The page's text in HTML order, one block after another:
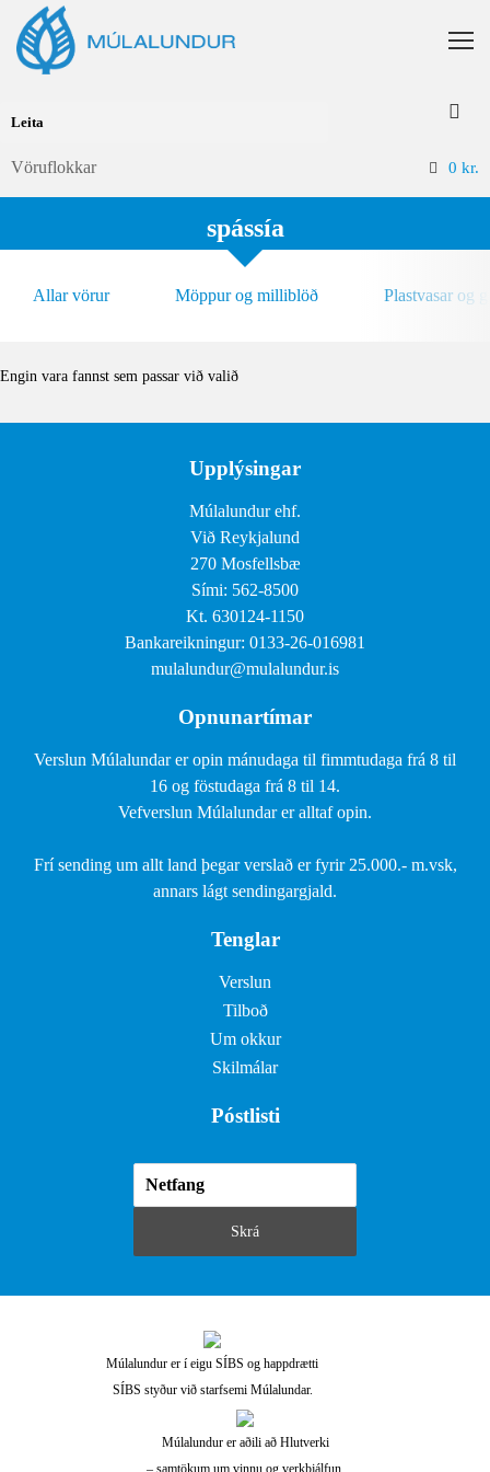
Vöruflokkar 0 kr.
spássía
Allar vörur Möppur og milliblöð Plastvasar og
Engin vara fannst sem passar við valið
Upplýsingar
Múlalundur ehf.
Við Reykjalund
270 Mosfellsbæ
Sími: 562-8500
Kt. 630124-1150
Bankareikningur: 0133-26-016981
mulalundur@mulalundur.is
Opnunartímar
Verslun Múlalundar er opin mánudaga til fimmtudaga frá 8 til
16 og föstudaga frá 8 til 14.
Vefverslun Múlalundar er alltaf opin.
Frí sending um allt land þegar verslað er fyrir 25.000.- m.vsk,
annars lágt sendingargjald.
Tenglar
Verslun
Tilboð
Um okkur
Skilmálar
Póstlisti
Múlalundur er í eigu SÍBS og happdrætti
SÍBS styður við starfsemi Múlalundar.
Múlalundur er aðili að Hlutverki